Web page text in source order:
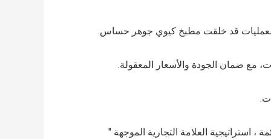
العمليات قد خلقت مطبخ كيوي جوهر حساس.
مع ضمان الجودة والأسعار المعقولة.
استراتيجية العلامة التجارية الموجهة "